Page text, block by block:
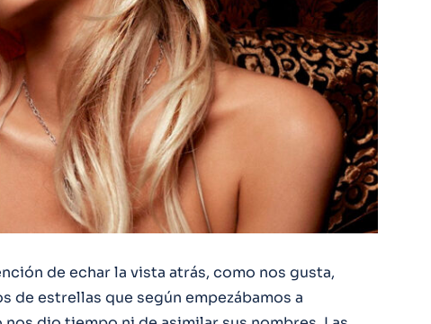
de echar la vista atrás, como nos gusta,
de estrellas que según empezábamos a